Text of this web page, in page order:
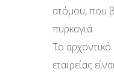
ατόμου, που
πυρκαγιά.
Το αρχοντικό
εταιρείας